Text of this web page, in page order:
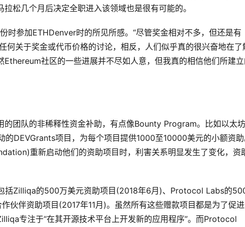
松几个月后决定全职进入该领域也是很有可能的。
时参加ETHDenver时的所见所感。“尽管奖金相对不多，但还是有
何关于奖金或代币价格的讨论，相反，人们似乎真的很兴奋地在了
社区的一些进展并不尽如人意，但我真的相信他们所建
的团队的非稀释性资金补助，有点像Bounty Program。比如以太
DEVGrants项目，为每个项目提供1000至10000美元的小额资助
重新启动他们的资助项目时，利害关系明显发生了变化，资
括Zilliqa的500万美元资助项目(2018年6月)、Protocol Labs的
伙伴资助项目(2017年11月)。虽然所有这些赠款项目都是为了促
专注于“在其开源技术平台上开发新的应用程序”。而Protocol